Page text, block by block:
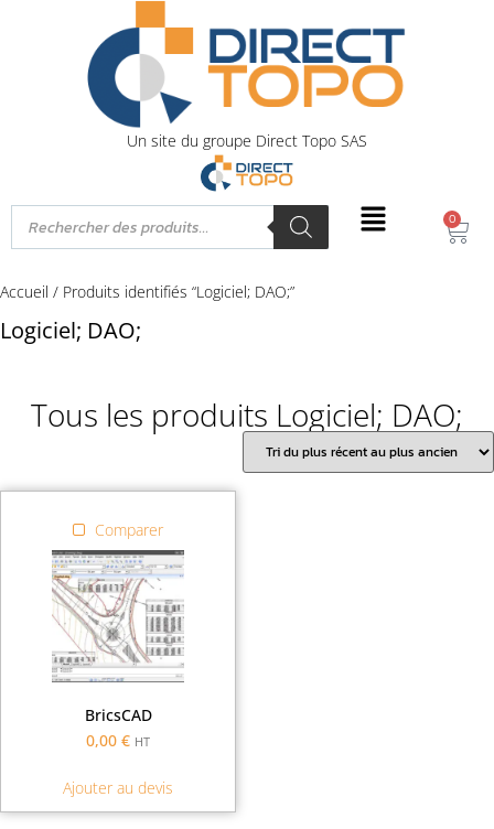
Un site du groupe Direct Topo SAS
0
Accueil / Produits identifiés “Logiciel; DAO;”
Logiciel; DAO;
Tous les produits Logiciel; DAO;
Comparer
BricsCAD
0,00 € HT
Ajouter au devis